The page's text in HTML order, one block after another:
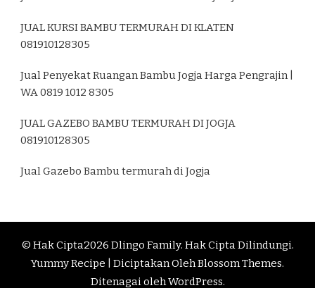
JUAL KURSI BAMBU TERMURAH DI KLATEN
081910128305
Jual Penyekat Ruangan Bambu Jogja Harga Pengrajin |
WA 0819 1012 8305
JUAL GAZEBO BAMBU TERMURAH DI JOGJA
081910128305
Jual Gazebo Bambu termurah di Jogja
© Hak Cipta2026 Dlingo Family. Hak Cipta Dilindungi.
Yummy Recipe | Diciptakan OlehBlossom Themes.
Ditenagai olehWordPress.